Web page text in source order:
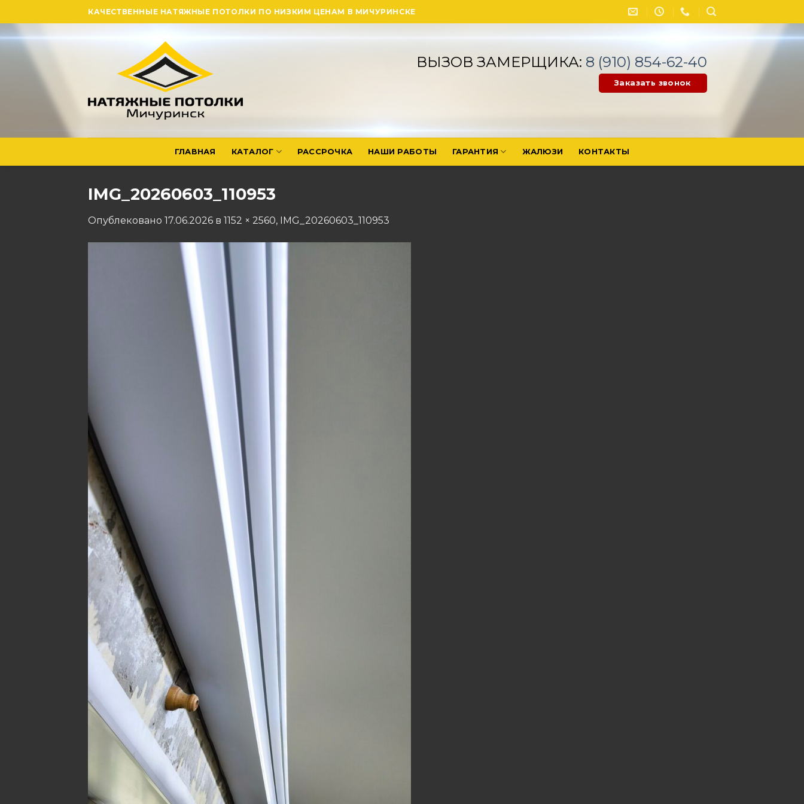
to
content
КАЧЕСТВЕННЫЕ НАТЯЖНЫЕ ПОТОЛКИ ПО НИЗКИМ ЦЕНАМ В МИЧУРИНСКЕ
ВЫЗОВ ЗАМЕРЩИКА: 8 (910) 854-62-40
Заказать звонок
ГЛАВНАЯ КАТАЛОГ РАССРОЧКА НАШИ РАБОТЫ ГАРАНТИЯ ЖАЛЮЗИ КОНТАКТЫ
IMG_20260603_110953
Опублековано 17.06.2026 в 1152 × 2560, IMG_20260603_110953